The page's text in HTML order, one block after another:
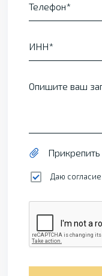
Телефон
ИНН
Опишите ваш
Даю